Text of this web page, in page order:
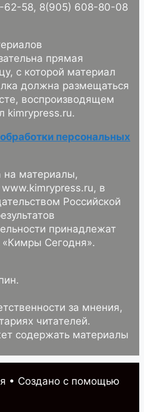
58, 8(905) 608-80-08
прямая
с которой материал
должна размещаться
воспроизводящем
kimrypress.ru.
персональных
на материалы,
в
Российской
принадлежат
Сегодня».
за мнения,
читателей.
содержать материалы
• Создано с помощью